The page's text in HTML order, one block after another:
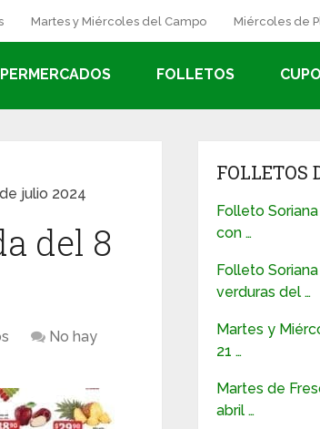
Martes y Miércoles del Campo Miércoles de
FOLLETOS
julio 2024
del 8
No hay
FOLLETOS
Folleto
con …
Folleto
verduras del …
Martes y
21 …
Martes de
abril …